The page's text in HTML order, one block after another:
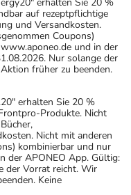
auf rezeptpflichtige
und Versandkosten.
Coupons)
und in der
Nur solange der
früher zu beenden.
erhalten Sie 20 %
Produkte. Nicht
Nicht mit anderen
kombinierbar und nur
der APONEO App. Gültig:
der Vorrat reicht. Wir
Keine